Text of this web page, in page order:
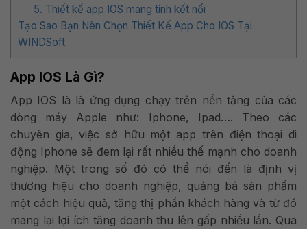
5. Thiết kế app IOS mang tính kết nối
Tạo Sao Bạn Nên Chọn Thiết Kế App Cho IOS Tại
WINDSoft
App IOS Là Gì?
App IOS là là ứng dụng chạy trên nền tảng của các
dòng máy Apple như: Iphone, Ipad…. Theo các
chuyên gia, việc sở hữu một app trên điện thoại di
động Iphone sẽ đem lại rất nhiều thế mạnh cho doanh
nghiệp. Một trong số đó có thể nói đến là định vị
thương hiệu cho doanh nghiệp, quảng bá sản phẩm
một cách hiệu quả, tăng thị phần khách hàng và từ đó
mang lại lợi ích tăng doanh thu lên gấp nhiều lần. Qua